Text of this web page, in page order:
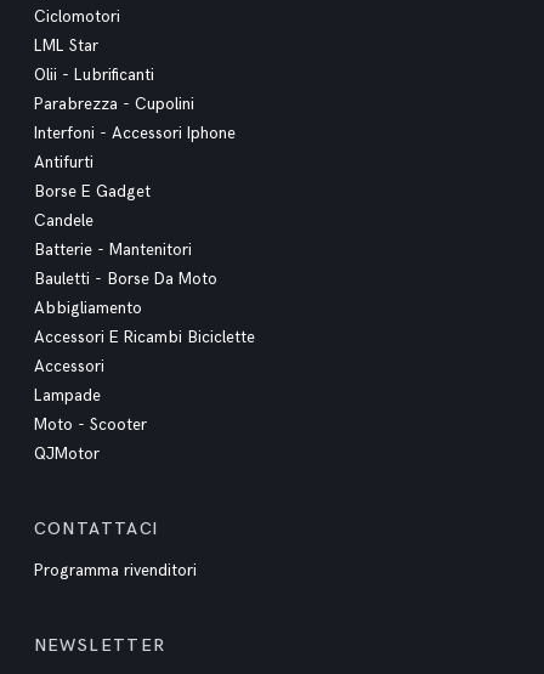
Ciclomotori
LML Star
Olii - Lubrificanti
Parabrezza - Cupolini
Interfoni - Accessori Iphone
Antifurti
Borse E Gadget
Candele
Batterie - Mantenitori
Bauletti - Borse Da Moto
Abbigliamento
Accessori E Ricambi Biciclette
Accessori
Lampade
Moto - Scooter
QJMotor
CONTATTACI
Programma rivenditori
NEWSLETTER